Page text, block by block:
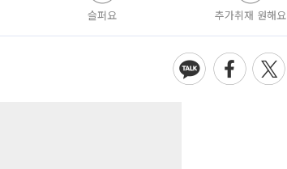
슬퍼요 추가취재 원해요